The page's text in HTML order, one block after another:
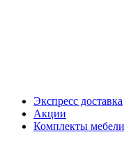
Экспресс доставка
Акции
Комплекты мебели